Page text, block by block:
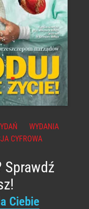
WYDANIA
CYFROWA
Sprawdź
Ciebie